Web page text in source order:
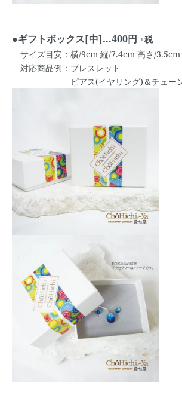
●ギフトボックス[中]…400円 +税
サイズ目安：横/9cm 縦/7.4cm 高さ/3.5cm
対応商品例：ブレスレット
ピアス(イヤリング)＆チェーン